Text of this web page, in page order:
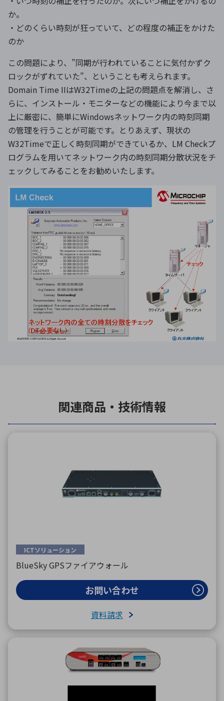
か。
・どのくらい時刻が狂っていて、どの程度の補正をかけた
のか
この問題により、”同期が行われていることに気付かずク
ロックがずれていた”、ということも考えられます。
Domain Time IIはW32Timeの上記の問題点を解消し、さ
らに、インストール・モニターなどの機能により今まで以
上に厳密に、簡単にWindowsネットワーク内の時刻同期
の管理を行うことが可能です。とりあえず、現状の
W32Timeで正しく時刻同期ができているか、LM Checkプ
ログラムを用いてネットワーク内の時刻同期分散状況をチ
ェックしてみることをお勧めいたします。
関連商品・技術情報
ICTソリューション
BlueSky GPSファイアウォール
お問い合わせ
資料請求